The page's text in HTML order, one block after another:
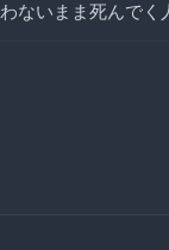
ないまま死んでく